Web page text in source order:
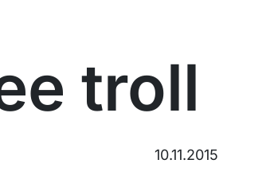
troll
10.11.2015